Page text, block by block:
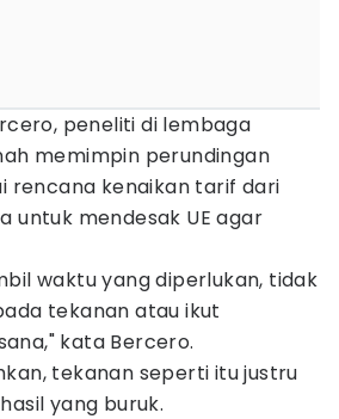
peneliti di lembaga
memimpin perundingan
rencana kenaikan tarif dari
untuk mendesak UE agar
waktu yang diperlukan, tidak
tekanan atau ikut
kata Bercero.
tekanan seperti itu justru
yang buruk.